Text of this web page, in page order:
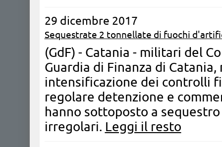
29 dicembre 2017
Sequestrate 2 tonnellate di fuochi
(GdF) - Catania - militari del
Guardia di Finanza di
intensificazione dei controlli
regolare detenzione e
hanno sottoposto a
irregolari. Leggi il resto